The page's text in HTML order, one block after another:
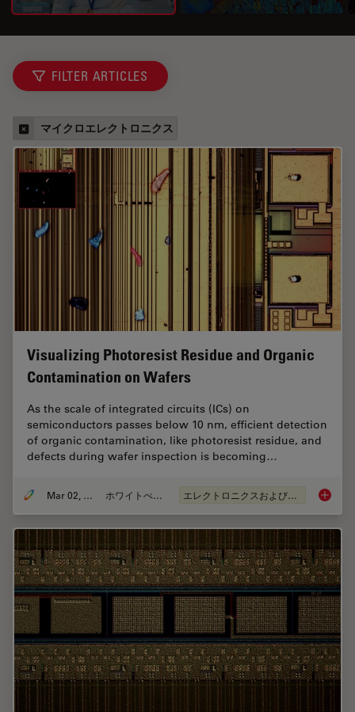
FILTER ARTICLES
マイクロエレクトロニクス
Visualizing Photoresist Residue and Organic
Contamination on Wafers
As the scale of integrated circuits (ICs) on
semiconductors passes below 10 nm, efficient detection
of organic contamination, like photoresist residue, and
defects during wafer inspection is becoming…
Mar 02, 2026 ホワイトぺーパー エレクトロニクスおよび半導体産業